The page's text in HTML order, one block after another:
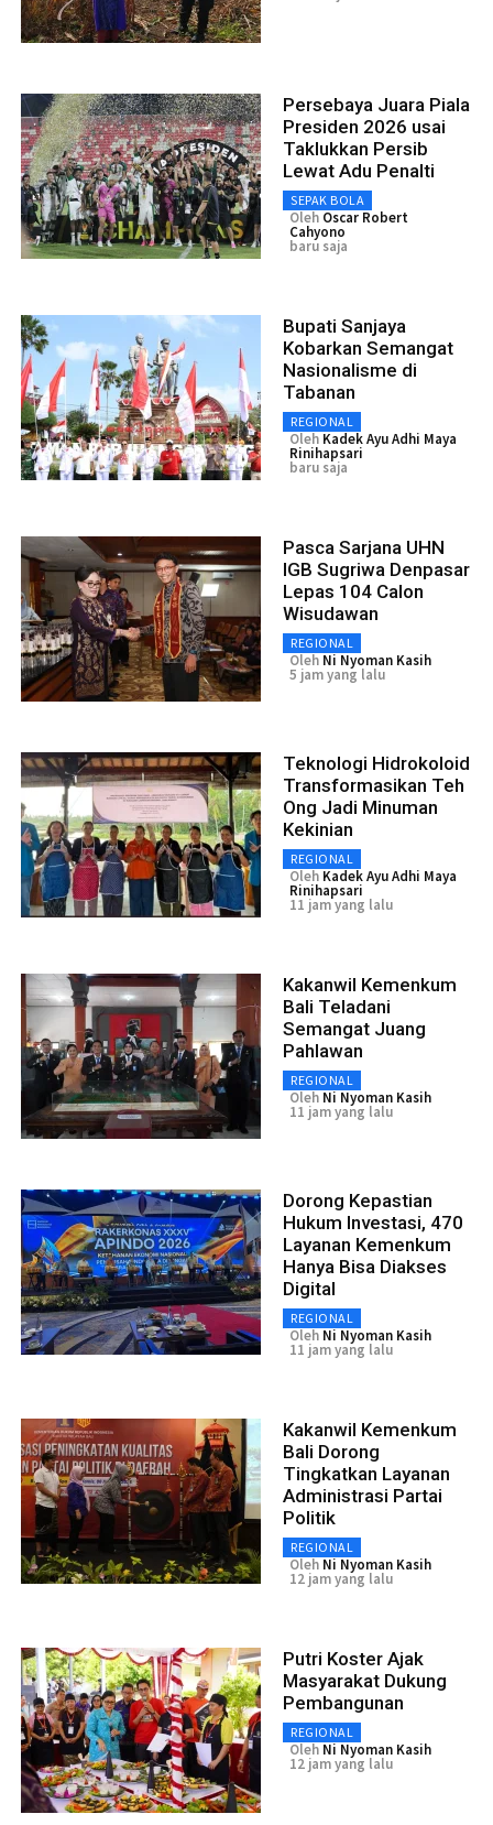
Persebaya Juara Piala
Presiden 2026 usai
Taklukkan Persib
Lewat Adu Penalti
SEPAK BOLA
Oleh Oscar Robert
Cahyono
baru saja
Bupati Sanjaya
Kobarkan Semangat
Nasionalisme di
Tabanan
REGIONAL
Oleh Kadek Ayu Adhi Maya
Rinihapsari
baru saja
Pasca Sarjana UHN
IGB Sugriwa Denpasar
Lepas 104 Calon
Wisudawan
REGIONAL
Oleh Ni Nyoman Kasih
5 jam yang lalu
Teknologi Hidrokoloid
Transformasikan Teh
Ong Jadi Minuman
Kekinian
REGIONAL
Oleh Kadek Ayu Adhi Maya
Rinihapsari
11 jam yang lalu
Kakanwil Kemenkum
Bali Teladani
Semangat Juang
Pahlawan
REGIONAL
Oleh Ni Nyoman Kasih
11 jam yang lalu
Dorong Kepastian
Hukum Investasi, 470
Layanan Kemenkum
Hanya Bisa Diakses
Digital
REGIONAL
Oleh Ni Nyoman Kasih
11 jam yang lalu
Kakanwil Kemenkum
Bali Dorong
Tingkatkan Layanan
Administrasi Partai
Politik
REGIONAL
Oleh Ni Nyoman Kasih
12 jam yang lalu
Putri Koster Ajak
Masyarakat Dukung
Pembangunan
REGIONAL
Oleh Ni Nyoman Kasih
12 jam yang lalu